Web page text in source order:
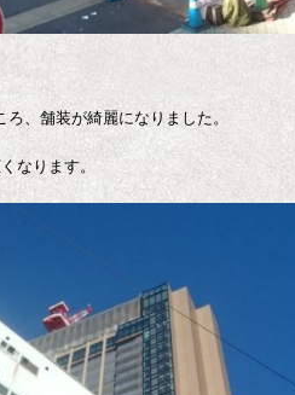
、舗装が綺麗になりました。
なります。